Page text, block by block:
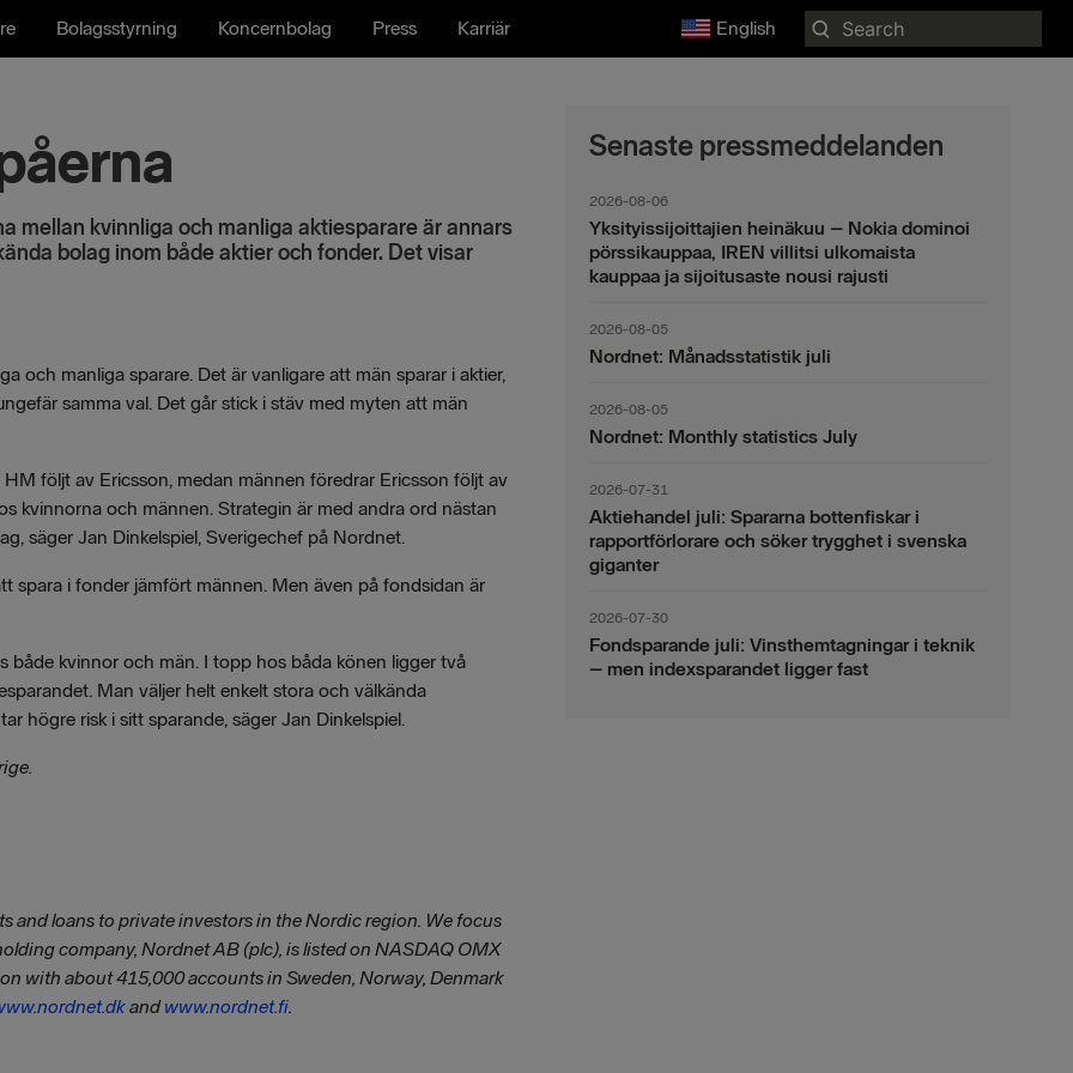
Bolagsstyrning Koncernbolag Press Karriär English
Search
for:
mellan kvinnliga och manliga aktiesparare är annars
bolag inom både aktier och fonder. Det visar
och manliga sparare. Det är vanligare att män sparar i aktier,
samma val. Det går stick i stäv med myten att män
följt av Ericsson, medan männen föredrar Ericsson följt av
kvinnorna och männen. Strategin är med andra ord nästan
säger Jan Dinkelspiel, Sverigechef på Nordnet.
spara i fonder jämfört männen. Men även på fondsidan är
kvinnor och män. I topp hos båda könen ligger två
Man väljer helt enkelt stora och välkända
högre risk i sitt sparande, säger Jan Dinkelspiel.
and loans to private investors in the Nordic region. We focus
company, Nordnet AB (plc), is listed on NASDAQ OMX
with about 415,000 accounts in Sweden, Norway, Denmark
andwww.nordnet.fi.
Senaste pressmeddelanden
2026-08-06
Yksityissijoittajien heinäkuu – Nokia dominoi
pörssikauppaa, IREN villitsi ulkomaista
kauppaa ja sijoitusaste nousi rajusti
2026-08-05
Nordnet: Månadsstatistik juli
2026-08-05
Nordnet: Monthly statistics July
2026-07-31
Aktiehandel juli: Spararna bottenfiskar i
rapportförlorare och söker trygghet i svenska
giganter
2026-07-30
Fondsparande juli: Vinsthemtagningar i teknik
– men indexsparandet ligger fast